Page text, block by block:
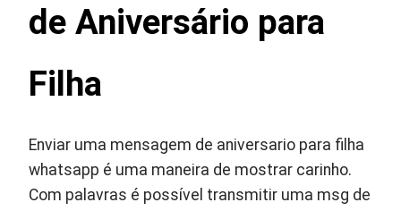
de Aniversário para
Filha
Enviar uma mensagem de aniversario para filha
whatsapp é uma maneira de mostrar carinho.
Com palavras é possível transmitir uma msg de